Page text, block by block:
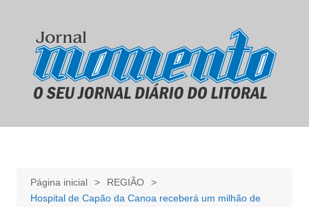
conteúdo
Página inicial
REGIÃO
Hospital de Capão da Canoa receberá um milhão de